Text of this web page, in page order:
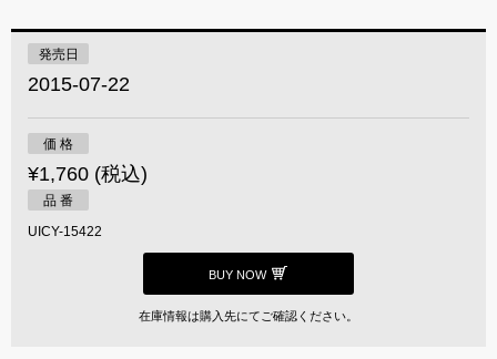
発売日
2015-07-22
価 格
¥1,760 (税込)
品 番
UICY-15422
BUY NOW
在庫情報は購入先にてご確認ください。